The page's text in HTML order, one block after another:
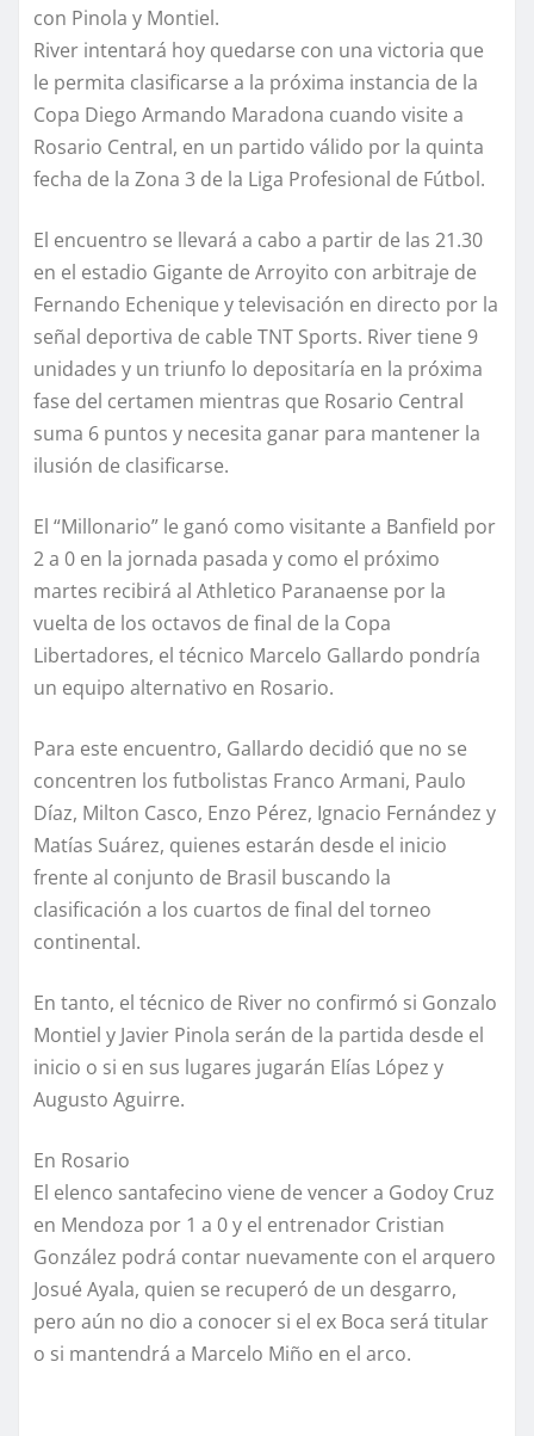
con Pinola y Montiel.
River intentará hoy quedarse con una victoria que
le permita clasificarse a la próxima instancia de la
Copa Diego Armando Maradona cuando visite a
Rosario Central, en un partido válido por la quinta
fecha de la Zona 3 de la Liga Profesional de Fútbol.
El encuentro se llevará a cabo a partir de las 21.30
en el estadio Gigante de Arroyito con arbitraje de
Fernando Echenique y televisación en directo por la
señal deportiva de cable TNT Sports. River tiene 9
unidades y un triunfo lo depositaría en la próxima
fase del certamen mientras que Rosario Central
suma 6 puntos y necesita ganar para mantener la
ilusión de clasificarse.
El “Millonario” le ganó como visitante a Banfield por
2 a 0 en la jornada pasada y como el próximo
martes recibirá al Athletico Paranaense por la
vuelta de los octavos de final de la Copa
Libertadores, el técnico Marcelo Gallardo pondría
un equipo alternativo en Rosario.
Para este encuentro, Gallardo decidió que no se
concentren los futbolistas Franco Armani, Paulo
Díaz, Milton Casco, Enzo Pérez, Ignacio Fernández y
Matías Suárez, quienes estarán desde el inicio
frente al conjunto de Brasil buscando la
clasificación a los cuartos de final del torneo
continental.
En tanto, el técnico de River no confirmó si Gonzalo
Montiel y Javier Pinola serán de la partida desde el
inicio o si en sus lugares jugarán Elías López y
Augusto Aguirre.
En Rosario
El elenco santafecino viene de vencer a Godoy Cruz
en Mendoza por 1 a 0 y el entrenador Cristian
González podrá contar nuevamente con el arquero
Josué Ayala, quien se recuperó de un desgarro,
pero aún no dio a conocer si el ex Boca será titular
o si mantendrá a Marcelo Miño en el arco.